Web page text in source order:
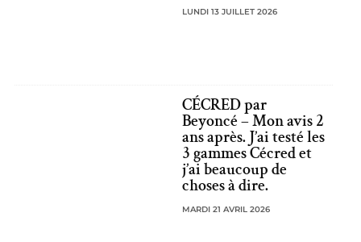
LUNDI 13 JUILLET 2026
CÉCRED par
Beyoncé – Mon avis 2
ans après. J’ai testé les
3 gammes Cécred et
j’ai beaucoup de
choses à dire.
MARDI 21 AVRIL 2026